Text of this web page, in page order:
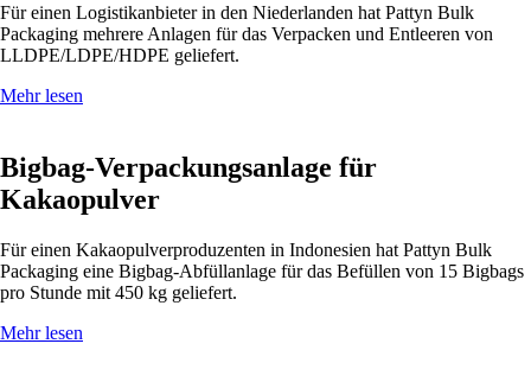
Für einen Logistikanbieter in den Niederlanden hat Pattyn Bulk
Packaging mehrere Anlagen für das Verpacken und Entleeren von
LLDPE/LDPE/HDPE geliefert.
Mehr lesen
Bigbag-Verpackungsanlage für
Kakaopulver
Für einen Kakaopulverproduzenten in Indonesien hat Pattyn Bulk
Packaging eine Bigbag-Abfüllanlage für das Befüllen von 15 Bigbags
pro Stunde mit 450 kg geliefert.
Mehr lesen